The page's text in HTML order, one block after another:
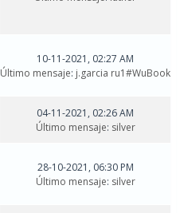
10-11-2021, 02:27 AM
Último mensaje: j.garcia ru1#WuBook
04-11-2021, 02:26 AM
Último mensaje: silver
28-10-2021, 06:30 PM
Último mensaje: silver